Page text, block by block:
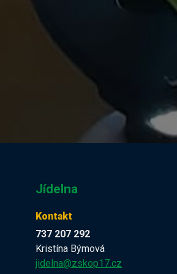
Jídelna
Kontakt
737 207 292
Kristína Býmová
jidelna@zskop17.cz